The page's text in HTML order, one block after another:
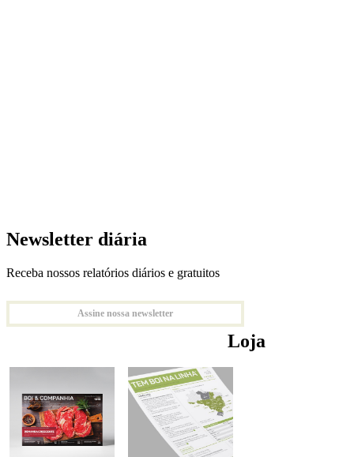
Newsletter diária
Receba nossos relatórios diários e gratuitos
Assine nossa newsletter
Loja